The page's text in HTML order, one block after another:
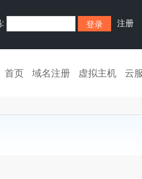
注册
首页 域名注册 虚拟主机 云